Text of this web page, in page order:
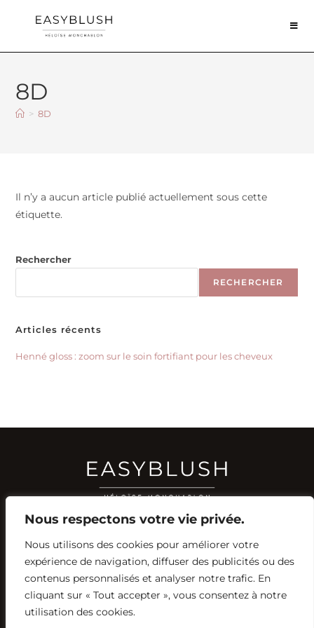
Nous respectons votre vie privée.
Nous utilisons des cookies pour améliorer votre
expérience de navigation, diffuser des publicités ou des
contenus personnalisés et analyser notre trafic. En
cliquant sur « Tout accepter », vous consentez à notre
utilisation des cookies.
8D
> 8D
Il n’y a aucun article publié actuellement sous cette
étiquette.
Rechercher
RECHERCHER
Articles récents
Henné gloss : zoom sur le soin fortifiant pour les cheveux
RÉSEAUX SOCIAUX
YOUTUBE
INSTAGRAM
FACEBOOK
PINTEREST